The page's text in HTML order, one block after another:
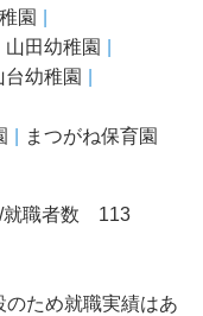
園
山田幼稚園
台幼稚園
まつがね保育園
就職者数 113
ため就職実績はあ